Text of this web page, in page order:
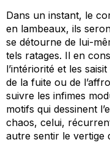
Dans un instant, le
en lambeaux, ils
se détourne de lui-
tels ratages. Il en
l’intériorité et les
de la fuite ou de
suivre les infimes
motifs qui dessinent
chaos, celui,
autre sentir le vertige